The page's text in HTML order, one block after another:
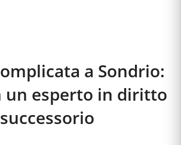
a Sondrio:
un esperto in diritto
successorio